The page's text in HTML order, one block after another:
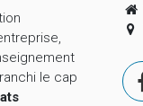
le cap